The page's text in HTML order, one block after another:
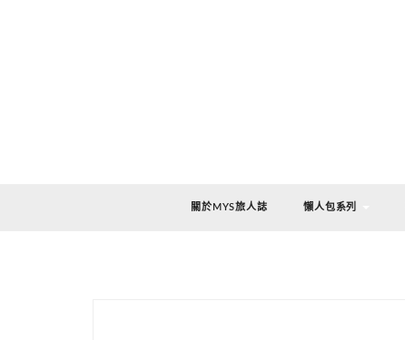
關於MYS旅人誌 懶人包系列